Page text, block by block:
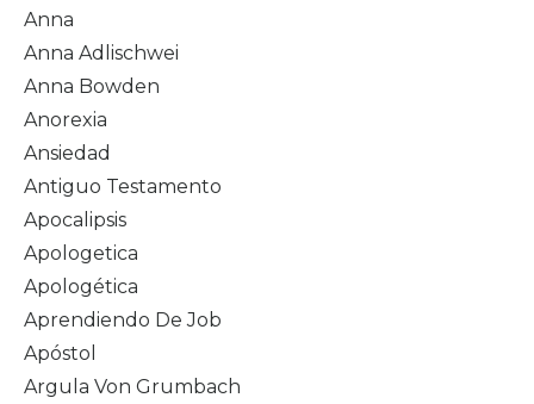
Anna
Anna Adlischwei
Anna Bowden
Anorexia
Ansiedad
Antiguo Testamento
Apocalipsis
Apologetica
Apologética
Aprendiendo De Job
Apóstol
Argula Von Grumbach